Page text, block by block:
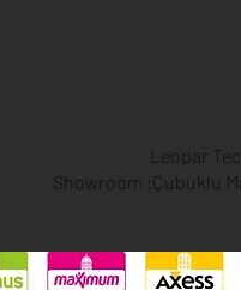
Leopar
Showroom :Çubuklu